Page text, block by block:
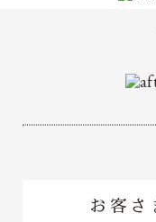
お客さ